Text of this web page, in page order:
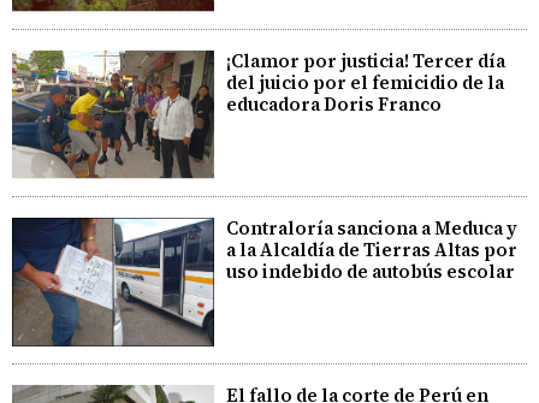
¡Clamor por justicia! Tercer día
del juicio por el femicidio de la
educadora Doris Franco
Contraloría sanciona a Meduca y
a la Alcaldía de Tierras Altas por
uso indebido de autobús escolar
El fallo de la corte de Perú en